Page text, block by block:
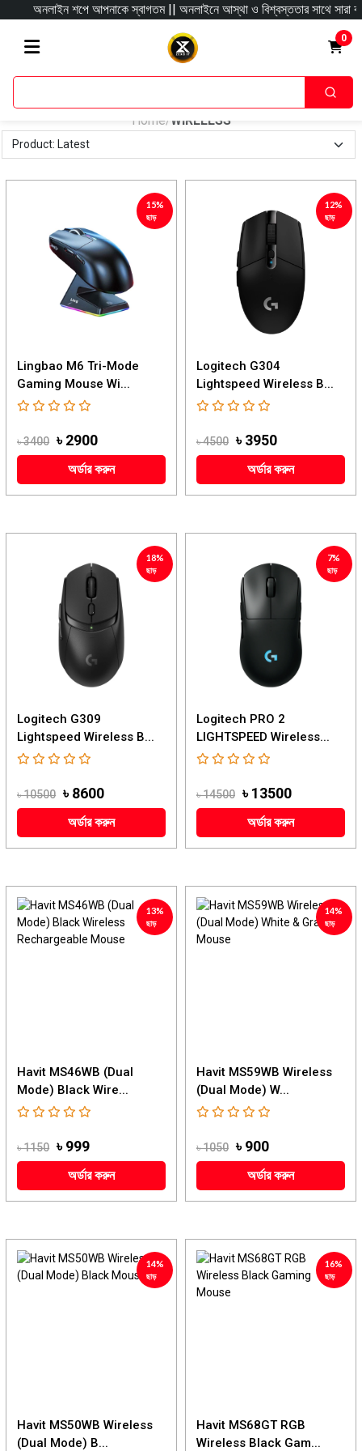
অনলাইন শপে আপনাকে স্বাগতম || অনলাইনে আস্থা ও বিশ্বস্ততার সাথে সারা
0
Home/ WIRELESS
15%
ছাড়
Lingbao M6 Tri-Mode
Gaming Mouse Wi...
৳ 3400 ৳ 2900
অর্ডার করুন
12%
ছাড়
Logitech G304
Lightspeed Wireless B...
৳ 4500 ৳ 3950
অর্ডার করুন
18%
ছাড়
Logitech G309
Lightspeed Wireless B...
৳ 10500 ৳ 8600
অর্ডার করুন
7%
ছাড়
Logitech PRO 2
LIGHTSPEED Wireless...
৳ 14500 ৳ 13500
অর্ডার করুন
13%
ছাড়
Havit MS46WB (Dual
Mode) Black Wire...
৳ 1150 ৳ 999
অর্ডার করুন
14%
ছাড়
Havit MS59WB Wireless
(Dual Mode) W...
৳ 1050 ৳ 900
অর্ডার করুন
14%
ছাড়
Havit MS50WB Wireless
(Dual Mode) B...
16%
ছাড়
Havit MS68GT RGB
Wireless Black Gam...